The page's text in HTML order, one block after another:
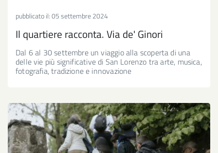
pubblicato il:05 settembre 2024
Il quartiere racconta. Via de' Ginori
Dal 6 al 30 settembre un viaggio alla scoperta di una
delle vie più significative di San Lorenzo tra arte, musica,
fotografia, tradizione e innovazione